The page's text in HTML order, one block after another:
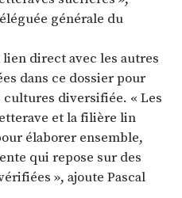
générale du
direct avec les autres
dans ce dossier pour
diversifiée. « Les
et la filière lin
élaborer ensemble,
qui repose sur des
», ajoute Pascal